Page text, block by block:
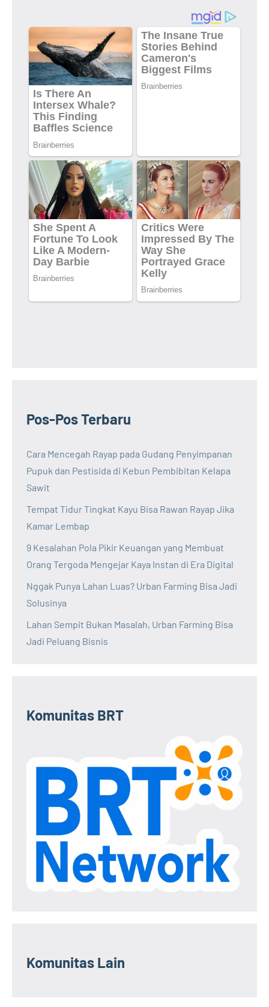
Pos-Pos Terbaru
Cara Mencegah Rayap pada Gudang Penyimpanan
Pupuk dan Pestisida di Kebun Pembibitan Kelapa
Sawit
Tempat Tidur Tingkat Kayu Bisa Rawan Rayap Jika
Kamar Lembap
9 Kesalahan Pola Pikir Keuangan yang Membuat
Orang Tergoda Mengejar Kaya Instan di Era Digital
Nggak Punya Lahan Luas? Urban Farming Bisa Jadi
Solusinya
Lahan Sempit Bukan Masalah, Urban Farming Bisa
Jadi Peluang Bisnis
Komunitas BRT
Komunitas Lain